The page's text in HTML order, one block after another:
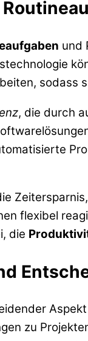
und
sodass
, die durch
flexibel
die
zu